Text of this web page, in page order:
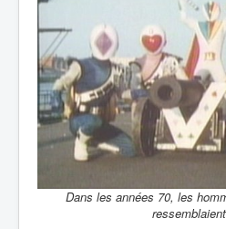
Dans les années 70, les